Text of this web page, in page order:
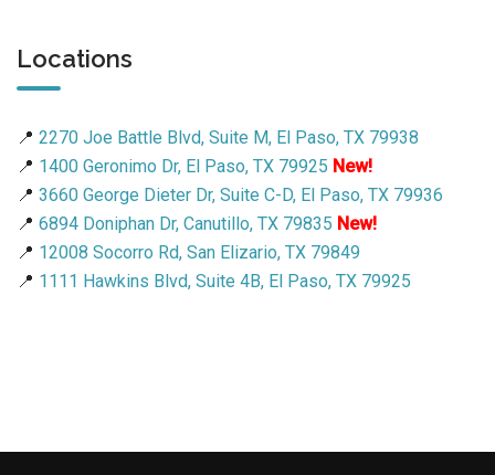
Locations
📍 2270 Joe Battle Blvd, Suite M, El Paso, TX 79938
📍 1400 Geronimo Dr, El Paso, TX 79925 New!
📍 3660 George Dieter Dr, Suite C-D, El Paso, TX 79936
📍 6894 Doniphan Dr, Canutillo, TX 79835 New!
📍 12008 Socorro Rd, San Elizario, TX 79849
📍 1111 Hawkins Blvd, Suite 4B, El Paso, TX 79925